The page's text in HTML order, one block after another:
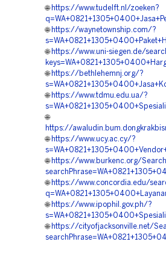
🌐 https://www.tudelft.nl/zoeken?
🌐 https://waynetownship.com/?
🌐 https://www.uni-siegen.de/
🌐 https://bethlehemnj.org/?
🌐 https://www.tdmu.edu.ua/?
🌐
https://
🌐 https://www.ucy.ac.cy/?
🌐 https://www.burkenc.org/
🌐 https://www.concordia.edu/
🌐 https://www.ipophil.gov.ph/?
🌐 https://cityofjacksonville.net/